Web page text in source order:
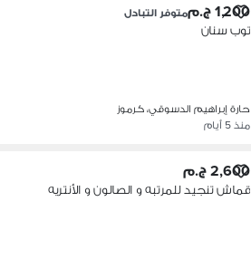
1,200 ج.م متوفر التبادل
توب سنان
حارة إبراهيم الدسوقي، كرموز
منذ 5 أيام
2,600 ج.م
قماش تنجيد للمرتبه و الصالون و الأنتريه